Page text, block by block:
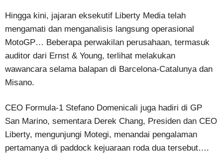
Hingga kini, jajaran eksekutif Liberty Media telah
mengamati dan menganalisis langsung operasional
MotoGP… Beberapa perwakilan perusahaan, termasuk
auditor dari Ernst & Young, terlihat melakukan
wawancara selama balapan di Barcelona-Catalunya dan
Misano.
CEO Formula-1 Stefano Domenicali juga hadiri di GP
San Marino, sementara Derek Chang, Presiden dan CEO
Liberty, mengunjungi Motegi, menandai pengalaman
pertamanya di paddock kejuaraan roda dua tersebut….